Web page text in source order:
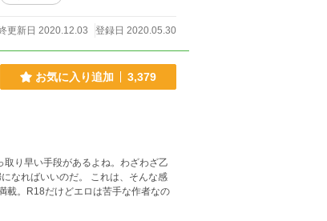
更新日 2020.12.03 登録日 2020.05.30
お気に入り追加 3,379
取り早い手段があるよね。わざわざ乙
。 これは、そんな感
載。R18だけどエロは苦手な作者なの